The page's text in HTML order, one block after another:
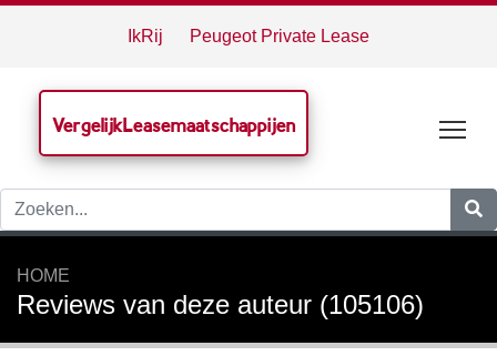
IkRij Peugeot Private Lease
VergelijkLeasemaatschappijen
HOME
Reviews van deze auteur (105106)